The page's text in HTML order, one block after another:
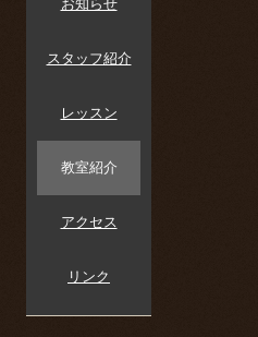
お知らせ
スタッフ紹介
レッスン
教室紹介
アクセス
リンク